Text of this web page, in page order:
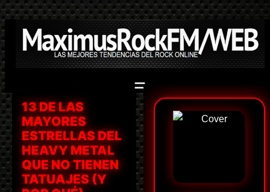
Saltar
al
contenido
13 DE LAS
MAYORES
ESTRELLAS DEL
HEAVY METAL
QUE NO TIENEN
TATUAJES (Y